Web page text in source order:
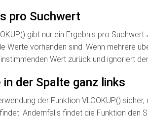
pro Suchwert
gibt nur ein Ergebnis pro
Werte vorhanden sind. Wenn mehrere
Wert zurück und ignoriert
in der Spalte ganz links
der Funktion VLOOKUP()
Andernfalls findet die Funktion den